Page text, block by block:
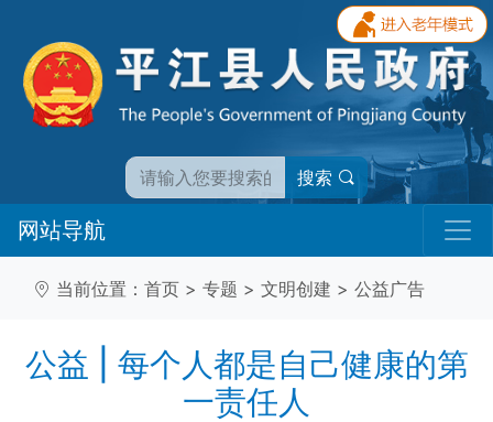
搜索
网站导航
当前位置： 首页 > 专题 > 文明创建 > 公益广告
公益 | 每个人都是自己健康的第
一责任人